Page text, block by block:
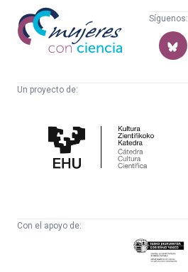
Mujeres
con
ciencia
Síguenos:
Un proyecto de:
Cultura
Científica
Con el apoyo de:
Eusko
Jaurlaritza